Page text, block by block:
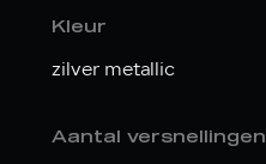
Kleur
zilver metallic
Aantal versnellingen